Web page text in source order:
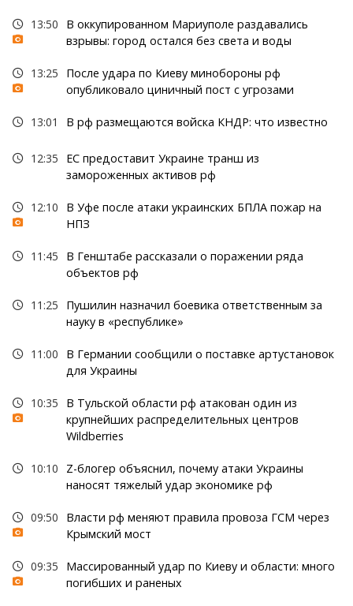
13:50
В оккупированном Мариуполе раздавались
взрывы: город остался без света и воды
13:25
После удара по Киеву минобороны рф
опубликовало циничный пост с угрозами
13:01 В рф размещаются войска КНДР: что известно
12:35
ЕС предоставит Украине транш из
замороженных активов рф
12:10
В Уфе после атаки украинских БПЛА пожар на
НПЗ
11:45
В Генштабе рассказали о поражении ряда
объектов рф
11:25
Пушилин назначил боевика ответственным за
науку в «республике»
11:00
В Германии сообщили о поставке артустановок
для Украины
10:35
В Тульской области рф атакован один из
крупнейших распределительных центров
Wildberries
10:10
Z-блогер объяснил, почему атаки Украины
наносят тяжелый удар экономике рф
09:50
Власти рф меняют правила провоза ГСМ через
Крымский мост
09:35
Массированный удар по Киеву и области: много
погибших и раненых